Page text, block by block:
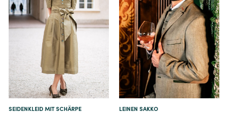
Details
SEIDENKLEID MIT SCHÄRPE
Details
LEINEN SAKKO